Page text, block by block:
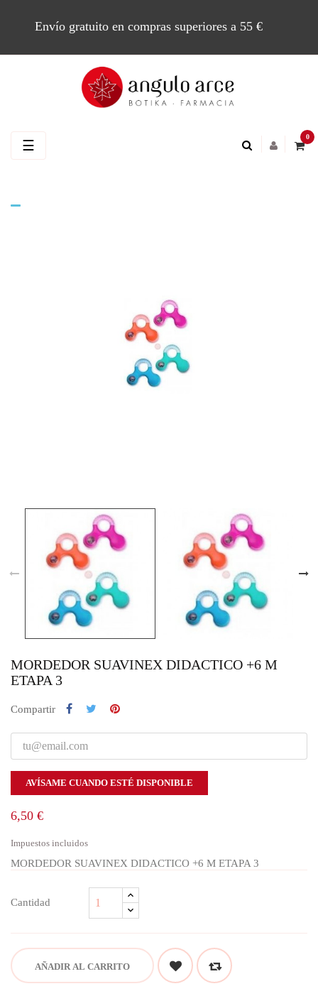
Envío gratuito en compras superiores a 55 €
0
Navegación
☰
MORDEDOR SUAVINEX DIDACTICO +6 M
ETAPA 3
Compartir
AVÍSAME CUANDO ESTÉ DISPONIBLE
6,50 €
Impuestos incluidos
MORDEDOR SUAVINEX DIDACTICO +6 M ETAPA 3
Cantidad
AÑADIR AL CARRITO